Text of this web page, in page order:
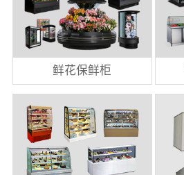
鲜花保鲜柜